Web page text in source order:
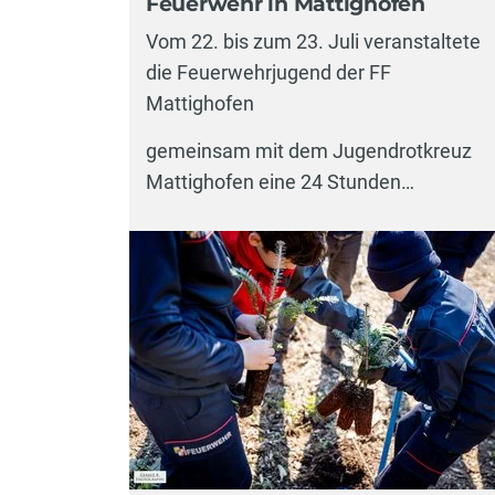
Vom 22. bis zum 23. Juli veranstaltete
die Feuerwehrjugend der FF
Mattighofen
gemeinsam mit dem Jugendrotkreuz
Mattighofen eine 24 Stunden…